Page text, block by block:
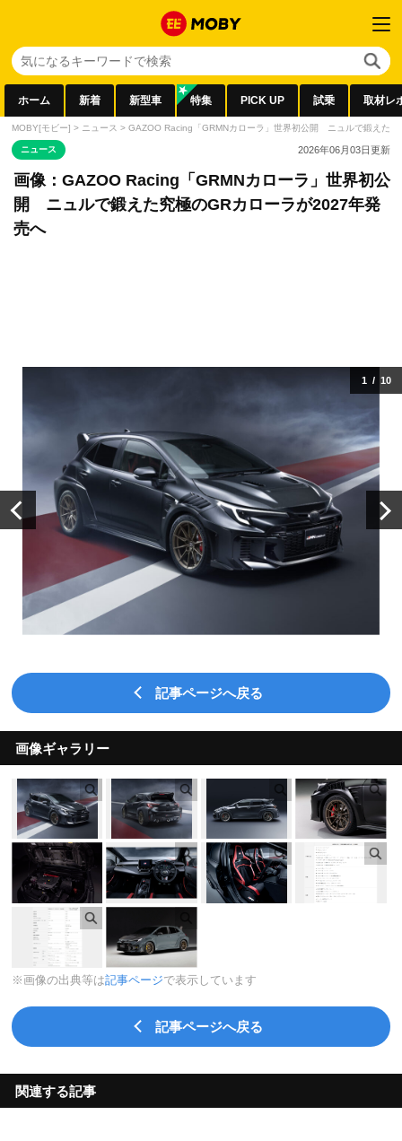
ホーム 新着 新型車 特集 PICK UP 試乗 取材レ
MOBY[モビー] > ニュース > GAZOO Racing「GRMNカローラ」世界初公開 ニュルで鍛えた
ニュース 2026年06月03日更新
画像：GAZOO Racing「GRMNカローラ」世界初公
開 ニュルで鍛えた究極のGRカローラが2027年発
売へ
1/ 10
記事ページへ戻る
画像ギャラリー
※画像の出典等は記事ページで表示しています
記事ページへ戻る
関連する記事